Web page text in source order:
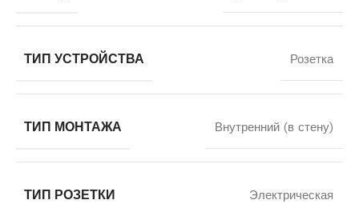
ТИП УСТРОЙСТВА Розетка
ТИП МОНТАЖА Внутренний (в стену)
ТИП РОЗЕТКИ Электрическая